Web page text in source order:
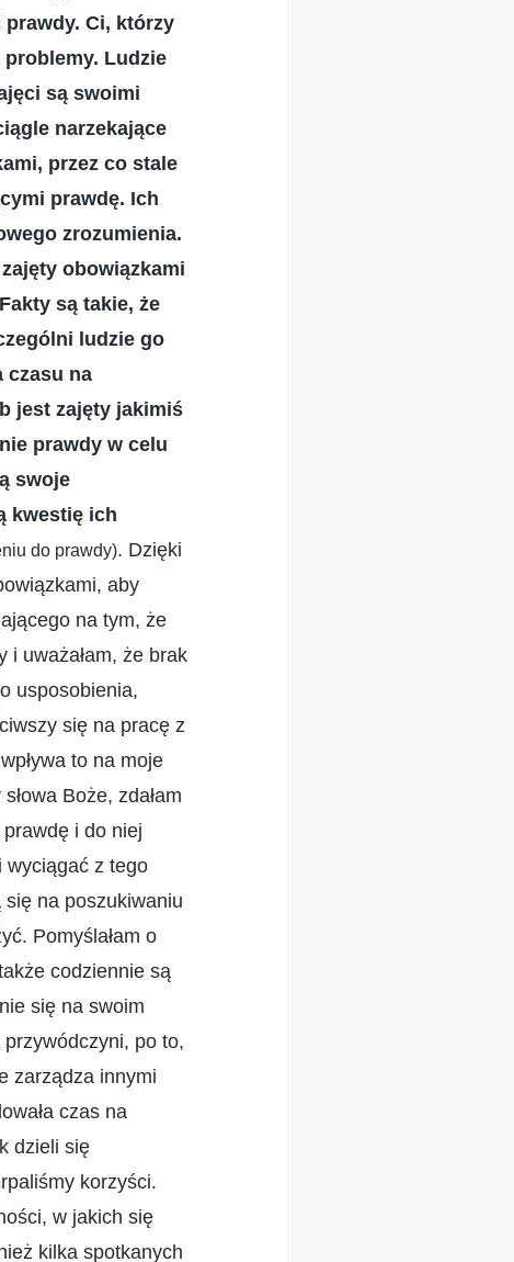
Ci, którzy
problemy. Ludzie
są swoimi
narzekające
przez co stale
prawdę. Ich
zrozumienia.
obowiązkami
są takie, że
ludzie go
czasu na
jest zajęty jakimiś
prawdy w celu
swoje
kwestię ich
do prawdy). Dzięki
aby
na tym, że
i uważałam, że brak
usposobienia,
się na pracę z
to na moje
Boże, zdałam
prawdę i do niej
wyciągać z tego
na poszukiwaniu
Pomyślałam o
codziennie są
się na swoim
przywódczyni, po to,
zarządza innymi
czas na
dzieli się
korzyści.
w jakich się
kilka spotkanych